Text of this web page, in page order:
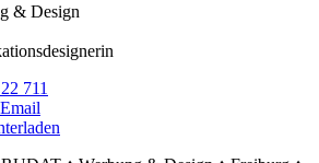
& Design
711